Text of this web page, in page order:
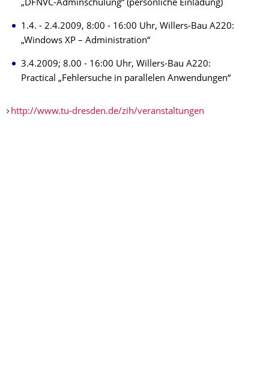
„DFNVC-Adminschulung“ (persönliche Einladung)
1.4. - 2.4.2009, 8:00 - 16:00 Uhr, Willers-Bau A220:
„Windows XP – Administration“
3.4.2009; 8.00 - 16:00 Uhr, Willers-Bau A220:
Practical „Fehlersuche in parallelen Anwendungen“
http://www.tu-dresden.de/zih/veranstaltungen